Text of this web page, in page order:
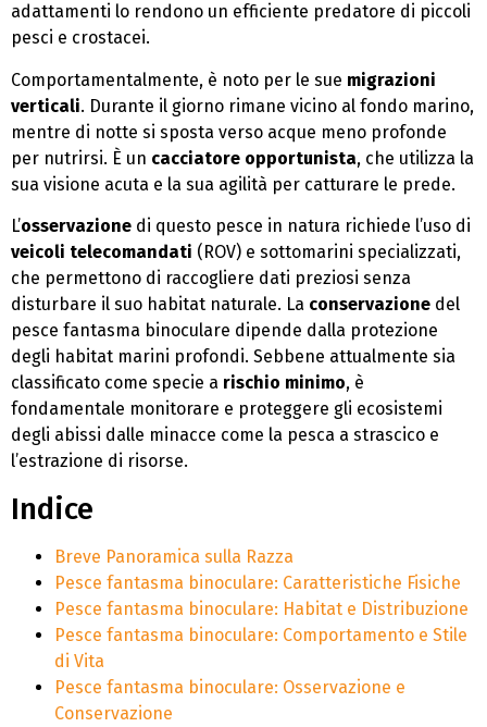
adattamenti lo rendono un efficiente predatore di piccoli
pesci e crostacei.
Comportamentalmente, è noto per le sue migrazioni
verticali. Durante il giorno rimane vicino al fondo marino,
mentre di notte si sposta verso acque meno profonde
per nutrirsi. È un cacciatore opportunista, che utilizza la
sua visione acuta e la sua agilità per catturare le prede.
L’osservazione di questo pesce in natura richiede l’uso di
veicoli telecomandati (ROV) e sottomarini specializzati,
che permettono di raccogliere dati preziosi senza
disturbare il suo habitat naturale. La conservazione del
pesce fantasma binoculare dipende dalla protezione
degli habitat marini profondi. Sebbene attualmente sia
classificato come specie a rischio minimo, è
fondamentale monitorare e proteggere gli ecosistemi
degli abissi dalle minacce come la pesca a strascico e
l’estrazione di risorse.
Indice
Breve Panoramica sulla Razza
Pesce fantasma binoculare: Caratteristiche Fisiche
Pesce fantasma binoculare: Habitat e Distribuzione
Pesce fantasma binoculare: Comportamento e Stile
di Vita
Pesce fantasma binoculare: Osservazione e
Conservazione